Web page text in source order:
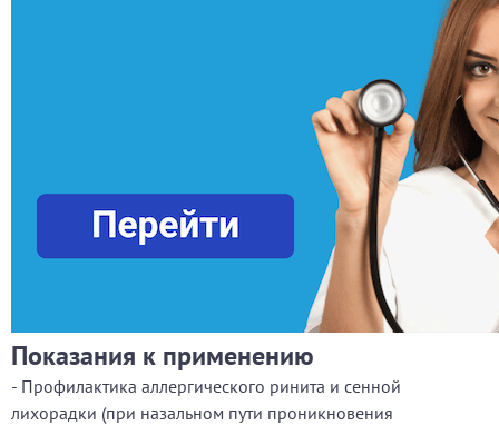
Показания к применению
- Профилактика аллергического ринита и сенной
лихорадки (при назальном пути проникновения